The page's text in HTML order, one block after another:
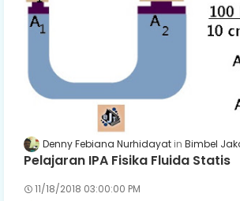
Denny Febiana Nurhidayat Bimbel
Pelajaran IPA Fisika Fluida Statis
11/18/2018 03:00:00 PM